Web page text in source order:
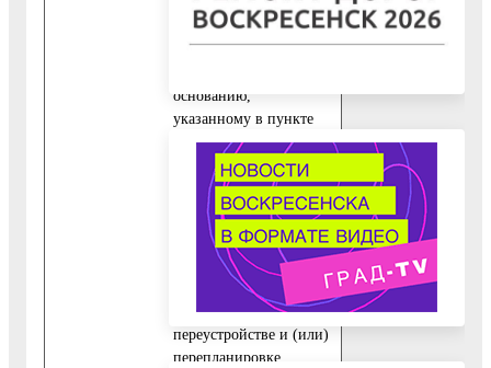
представляются
следующие
обязательные
основанию,
указанному в пункте
6.1.1 настоящего
Административного
регламента:
10.2. Для
собственников жилых
помещений:
10.2.1. Заявление о
переустройстве и (или)
перепланировке